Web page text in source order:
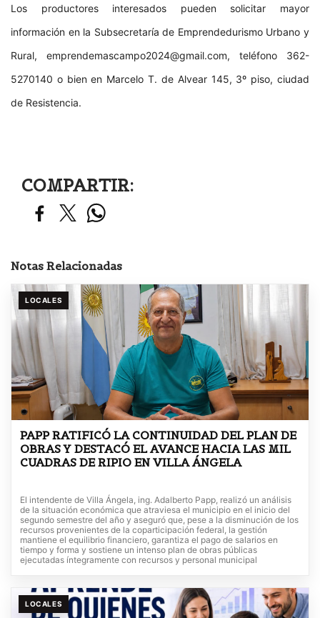
Los productores interesados pueden solicitar mayor
información en la Subsecretaría de Emprendedurismo Urbano y
Rural, emprendemascampo2024@gmail.com, teléfono 362-
5270140 o bien en Marcelo T. de Alvear 145, 3º piso, ciudad
de Resistencia.
COMPARTIR:
Notas Relacionadas
LOCALES
PAPP RATIFICÓ LA CONTINUIDAD DEL PLAN DE
OBRAS Y DESTACÓ EL AVANCE HACIA LAS MIL
CUADRAS DE RIPIO EN VILLA ÁNGELA
El intendente de Villa Ángela, ing. Adalberto Papp, realizó un análisis
de la situación económica que atraviesa el municipio en el inicio del
segundo semestre del año y aseguró que, pese a la disminución de los
recursos provenientes de la coparticipación federal, la gestión
mantiene el equilibrio financiero, garantiza el pago de salarios en
tiempo y forma y sostiene un intenso plan de obras públicas
ejecutadas íntegramente con recursos y personal municipal
LOCALES